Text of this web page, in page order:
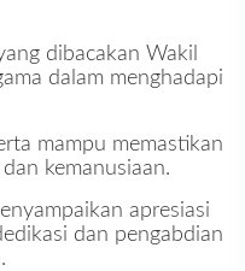
dibacakan Wakil
dalam menghadapi
mampu memastikan
kemanusiaan.
apresiasi
dan pengabdian